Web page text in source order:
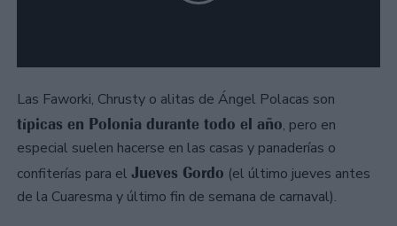
Las Faworki, Chrusty o alitas de Ángel Polacas son
típicas en Polonia durante todo el año, pero en
especial suelen hacerse en las casas y panaderías o
confiterías para el Jueves Gordo (el último jueves antes
de la Cuaresma y último fin de semana de carnaval).